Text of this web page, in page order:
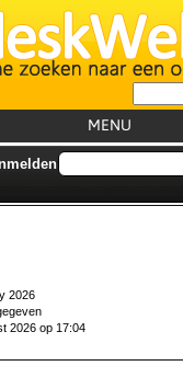
MENU
GemistDownloader
2026
2026 op 17:04